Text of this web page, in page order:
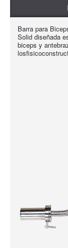
Barra para
Solid diseñada
biceps y